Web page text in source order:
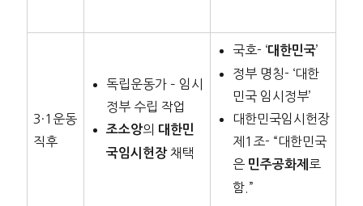
3·1운동
직후
독립운동가 – 임시
정부 수립 작업
조소앙의 대한민
국임시헌장채택
국호- ‘대한민국’
정부 명칭- ‘대한
민국 임시정부’
대한민국임시헌장
제1조- “대한민국
은 민주공화제 로
함.”